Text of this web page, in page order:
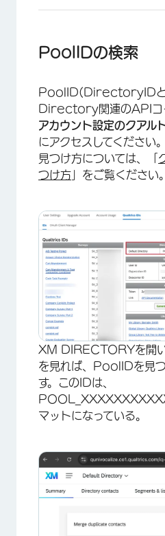
PoolIDの検索
PoolID(DirectoryIDと
Directory関連のAPIコ
アカウント設定のクアル
にアクセスしてください
見つけ方については、「
つけ方 」をご覧ください。
XM DIRECTORYを開
を見れば、PoolIDを見
す。このIDは、
マットになっている。